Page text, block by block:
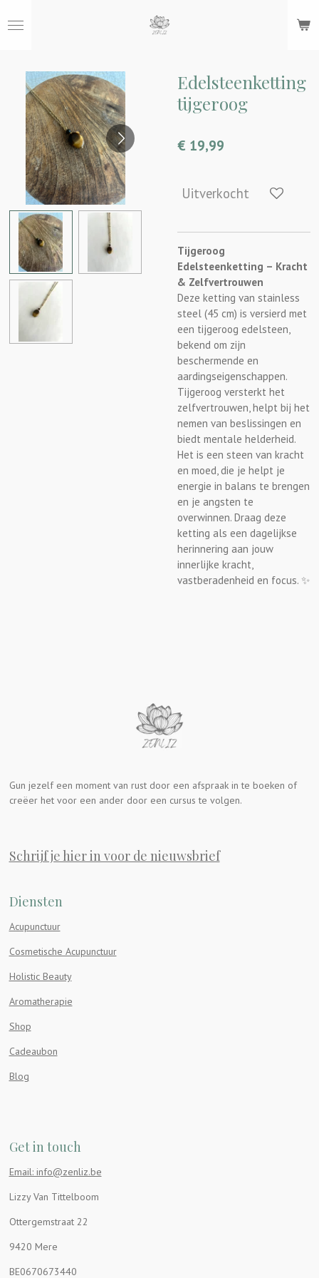
direct
hoofdinhoud
Edelsteenketting
tijgeroog
€ 19,99
Uitverkocht
Tijgeroog
Edelsteenketting – Kracht
& Zelfvertrouwen
Deze ketting van stainless
steel (45 cm) is versierd met
een tijgeroog edelsteen,
bekend om zijn
beschermende en
aardingseigenschappen.
Tijgeroog versterkt het
zelfvertrouwen, helpt bij het
nemen van beslissingen en
biedt mentale helderheid.
Het is een steen van kracht
en moed, die je helpt je
energie in balans te brengen
en je angsten te
overwinnen. Draag deze
ketting als een dagelijkse
herinnering aan jouw
innerlijke kracht,
vastberadenheid en focus. ✨
Gun jezelf een moment van rust door een afspraak in te boeken of
creëer het voor een ander door een cursus te volgen.
Schrijf je hier in voor de nieuwsbrief
Diensten
Acupunctuur
Cosmetische Acupunctuur
Holistic Beauty
Aromatherapie
Shop
Cadeaubon
Blog
Get in touch
Email: info@zenliz.be
Lizzy Van Tittelboom
Ottergemstraat 22
9420 Mere
BE0670673440